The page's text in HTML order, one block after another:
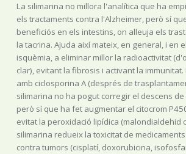
La silimarina no millora l'analítica que ha
els tractaments contra l'Alzheimer, però sí
beneficiós en els intestins, on alleuja els
la tacrina. Ajuda així mateix, en general, i en
isquèmia, a eliminar millor la radioactivitat
clar), evitant la fibrosis i activant la immunitat.
amb ciclosporina A (després de
silimarina no ha pogut corregir el descens
però sí que ha fet augmentar el citocrom
evitat la peroxidació lipídica (malondialdehid
silimarina redueix la toxicitat de
contra tumors (cisplatí, doxorubicina,